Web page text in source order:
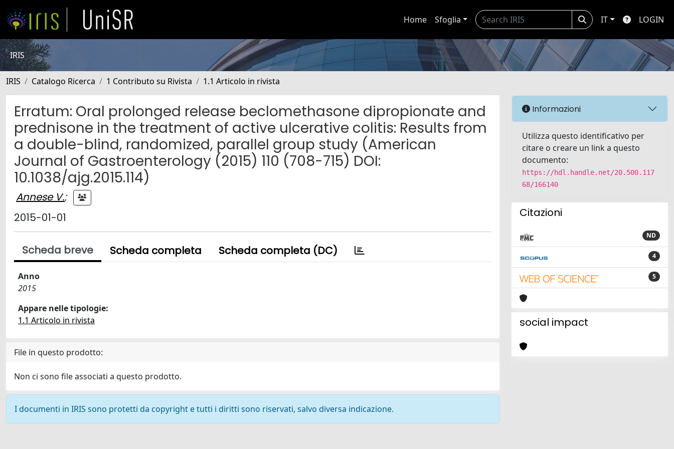
Home Sfoglia IT LOGIN
IRIS
IRIS Catalogo Ricerca 1 Contributo su Rivista 1.1 Articolo in rivista
Erratum: Oral prolonged release beclomethasone dipropionate and
prednisone in the treatment of active ulcerative colitis: Results from
a double-blind, randomized, parallel group study (American
Journal of Gastroenterology (2015) 110 (708-715) DOI:
10.1038/ajg.2015.114)
Annese V.;
2015-01-01
Scheda breve Scheda completa Scheda completa (DC)
Anno
2015
Appare nelle tipologie:
1.1 Articolo in rivista
File in questo prodotto:
Non ci sono file associati a questo prodotto.
I documenti in IRIS sono protetti da copyright e tutti i diritti sono riservati, salvo diversa indicazione.
Informazioni
Utilizza questo identificativo per
citare o creare un link a questo
documento:
https://hdl.handle.net/20.500.117
68/166140
Citazioni
ND
4
5
social impact